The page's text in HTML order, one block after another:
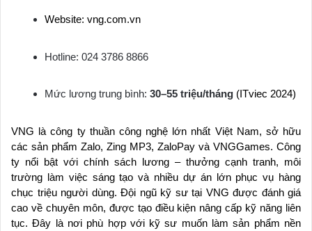
Website: vng.com.vn
Hotline: 024 3786 8866
Mức lương trung bình: 30–55 triệu/tháng (ITviec 2024)
VNG là công ty thuần công nghệ lớn nhất Việt Nam, sở hữu
các sản phẩm Zalo, Zing MP3, ZaloPay và VNGGames. Công
ty nổi bật với chính sách lương – thưởng cạnh tranh, môi
trường làm việc sáng tạo và nhiều dự án lớn phục vụ hàng
chục triệu người dùng. Đội ngũ kỹ sư tại VNG được đánh giá
cao về chuyên môn, được tạo điều kiện nâng cấp kỹ năng liên
tục. Đây là nơi phù hợp với kỹ sư muốn làm sản phẩm nền